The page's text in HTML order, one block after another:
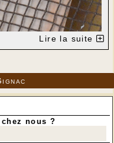
Lire la suite
nous ?